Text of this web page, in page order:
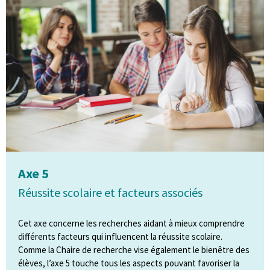
Axe 5
Réussite scolaire et facteurs associés
Cet axe concerne les recherches aidant à mieux comprendre
différents facteurs qui influencent la réussite scolaire.
Comme la Chaire de recherche vise également le bienêtre des
élèves, l’axe 5 touche tous les aspects pouvant favoriser la